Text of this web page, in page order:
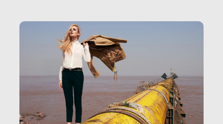
trae un guadagno. In questo reportage vediamo
quale e come.